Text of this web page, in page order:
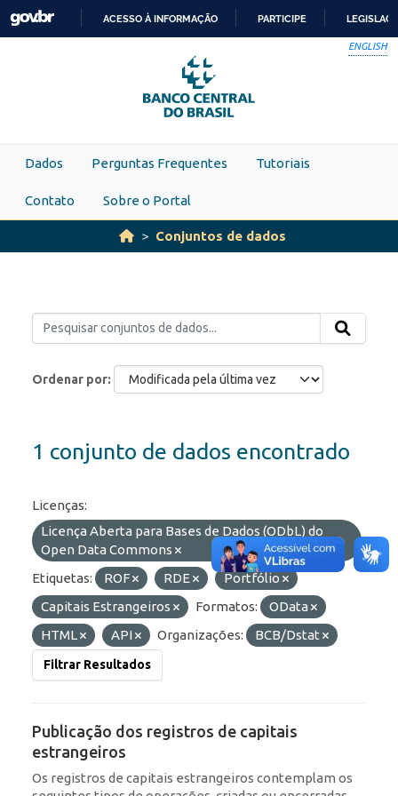
Skip to main content
PARA
O
CONTEÚDO
ACESSO À INFORMAÇÃO PARTICIPE
ENGLISH
Dados Perguntas Frequentes Tutoriais
Contato Sobre o Portal
Conjuntos de dados
Ordenar por
1 conjunto de dados encontrado
Licenças:
Licença Aberta para Bases de Dados (ODbL) do
Open Data Commons
Etiquetas:
ROF RDE
Portfólio
Capitais Estrangeiros
Formatos:
OData
HTML
API Organizações: BCB/Dstat
Filtrar Resultados
Publicação dos registros de capitais
estrangeiros
Os registros de capitais estrangeiros contemplam os